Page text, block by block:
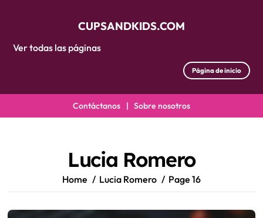
Ver todas las páginas
CUPSANDKIDS.COM
Página de inicio
Contáctanos | Sobre nosotros
Lucia Romero
Home Lucia Romero Page 16